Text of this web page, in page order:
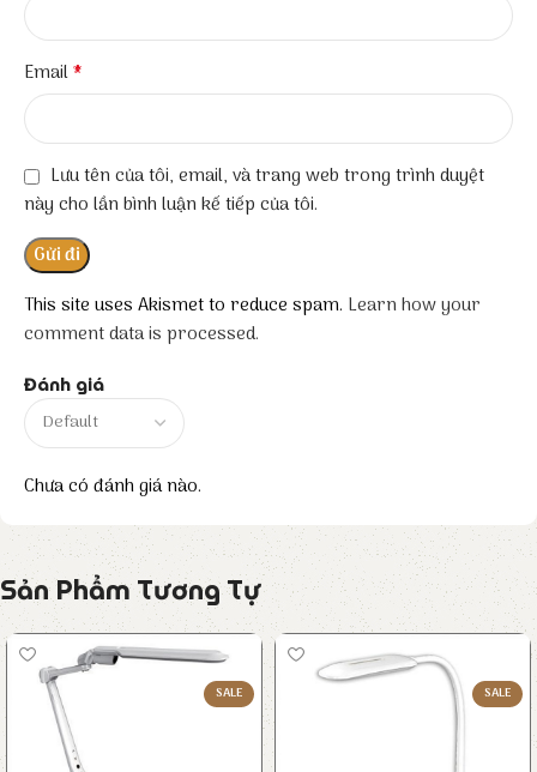
Đánh giá
Chưa có đánh giá nào.
Email*
Lưu tên của tôi, email, và trang web trong trình duyệt
này cho lần bình luận kế tiếp của tôi.
This site uses Akismet to reduce spam. Learn how your
comment data is processed.
Sản Phẩm Tương Tự
SALE SALE